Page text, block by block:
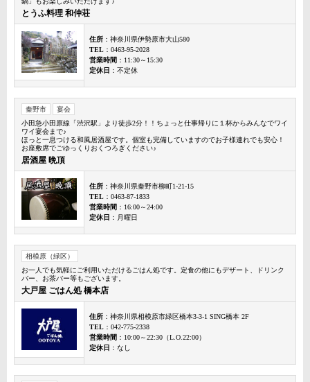
とうふ料理 和仲荘
住所 ：神奈川県伊勢原市大山580
TEL ：0463-95-2028
営業時間 ：11:30～15:30
定休日 ：不定休
秦野市
宴会
小田急小田原線「渋沢駅」より徒歩2分！！ちょっと仕事帰りに１杯からみんなでワイ
ワイ宴会まで♪
ほっと一息つける和風居酒屋です。個室も完備していますのでお子様連れでも安心！
お座敷席でごゆっくりおくつろぎください♪
居酒屋 晩頂
住所 ：神奈川県秦野市柳町1-21-15
TEL ：0463-87-1833
営業時間 ：16:00～24:00
定休日 ：月曜日
相模原（緑区）
お一人でも気軽にご利用いただけるごはん処です。定食の他にもデザート、ドリンク
バー、お茶バー等もございます。
大戸屋 ごはん処 橋本店
住所 ：神奈川県相模原市緑区橋本3-3-1 SING橋本 2F
TEL ：042-775-2338
営業時間 ：10:00～22:30（L.O.22:00）
定休日 ：なし